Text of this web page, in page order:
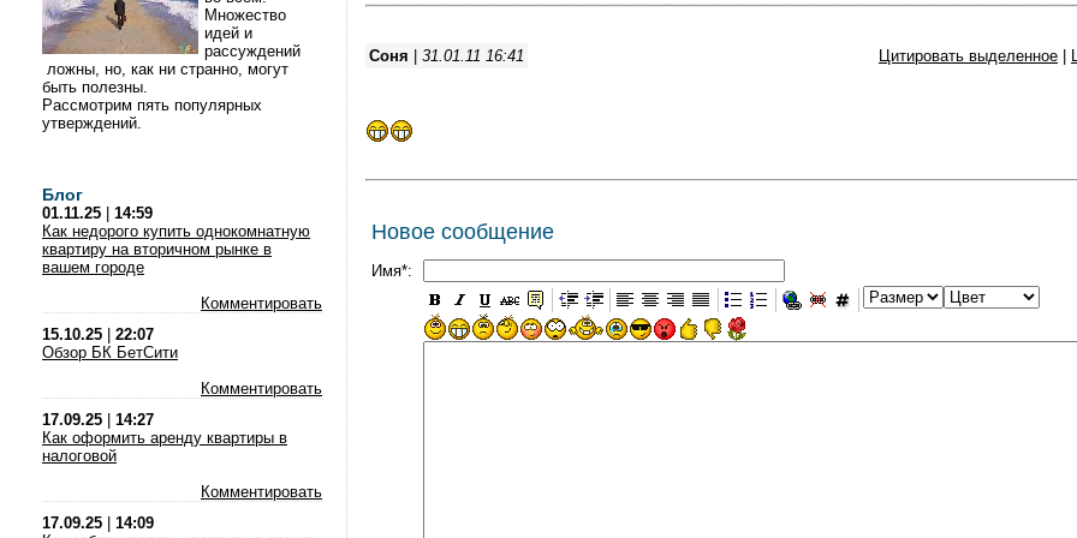
Множество
идей и
рассуждений
ложны, но, как ни странно, могут
быть полезны.
Рассмотрим пять популярных
утверждений.
Блог
01.11.25
14:59
Как недорого купить однокомнатную
квартиру на вторичном рынке в
вашем городе
Комментировать
15.10.25
22:07
Обзор БК БетСити
Комментировать
17.09.25
14:27
Как оформить аренду квартиры в
налоговой
Комментировать
17.09.25
14:09
Соня 31.01.11 16:41 Цитировать выделенное
Новое сообщение
Имя*: